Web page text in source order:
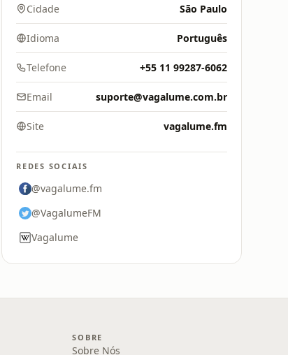
Cidade São Paulo
Idioma Português
Telefone +55 11 99287-6062
Email suporte@vagalume.com.br
Site vagalume.fm
REDES SOCIAIS
@vagalume.fm
@VagalumeFM
Vagalume
SOBRE
Sobre Nós